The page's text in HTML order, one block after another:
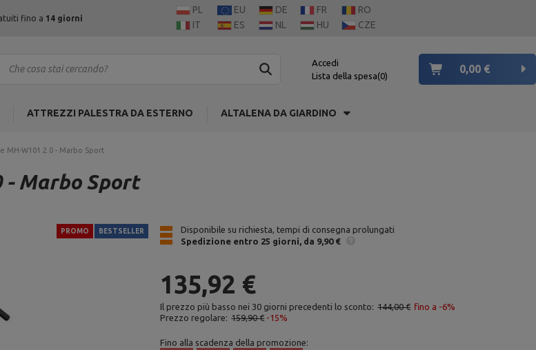
fino a 14 giorni
PL EU DE FR
RO
IT
ES NL HU CZE
Accedi
Lista della spesa 0
0,00 €
ATTREZZI PALESTRA DA ESTERNO ALTALENA DA GIARDINO
W101 2.0 - Marbo Sport
- Marbo Sport
PROMO BESTSELLER
Disponibile su richiesta, tempi di consegna prolungati
Spedizione entro 25 giorni da 9,90 €
135,92 €
Il prezzo più basso nei 30 giorni precedenti lo sconto: 144,00 € fino a -6%
Prezzo regolare: 159,90 € -15%
Fino alla scadenza della promozione: